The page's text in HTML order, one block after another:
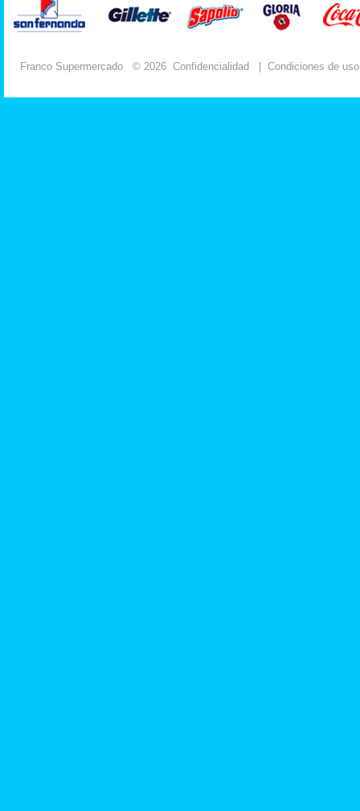
Franco Supermercado © 2026 Confidencialidad Condiciones de uso